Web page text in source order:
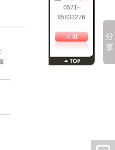
0571-
85833276